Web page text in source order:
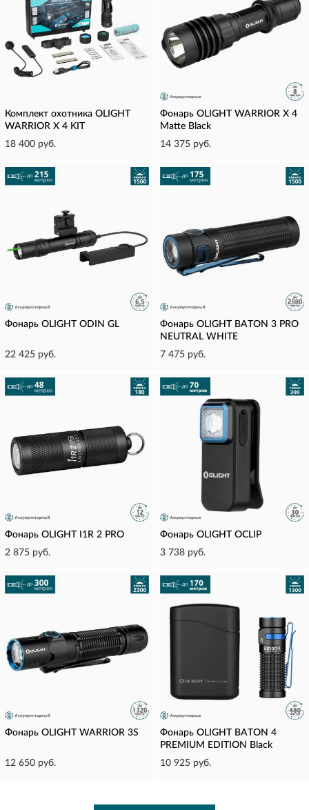
Комплект охотника OLIGHT
WARRIOR X 4 KIT
18 400 руб.
Фонарь OLIGHT WARRIOR X 4
Matte Black
14 375 руб.
Фонарь OLIGHT ODIN GL
22 425 руб.
Фонарь OLIGHT BATON 3 PRO
NEUTRAL WHITE
7 475 руб.
Фонарь OLIGHT I1R 2 PRO
2 875 руб.
Фонарь OLIGHT OCLIP
3 738 руб.
Фонарь OLIGHT WARRIOR 3S
12 650 руб.
Фонарь OLIGHT BATON 4
PREMIUM EDITION Black
10 925 руб.